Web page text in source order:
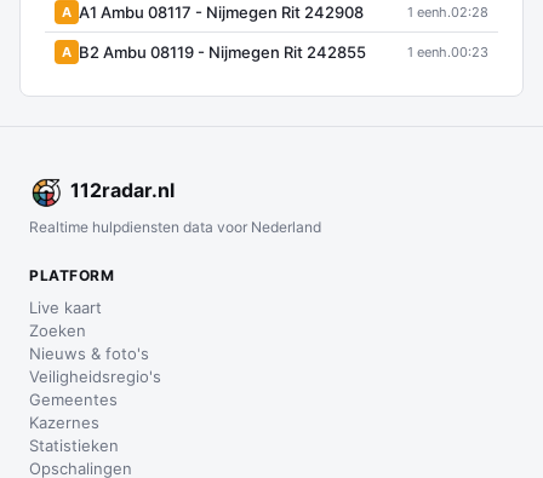
A A1 Ambu 08117 - Nijmegen Rit 242908 1 eenh.02:28
A B2 Ambu 08119 - Nijmegen Rit 242855 1 eenh.00:23
112radar.nl
Realtime hulpdiensten data voor Nederland
PLATFORM
Live kaart
Zoeken
Nieuws & foto's
Veiligheidsregio's
Gemeentes
Kazernes
Statistieken
Opschalingen